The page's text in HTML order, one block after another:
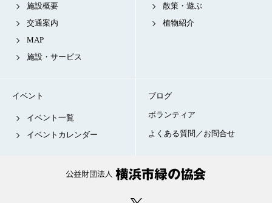
施設概要
交通案内
MAP
施設・サービス
散策・遊ぶ
植物紹介
イベント
イベント一覧
イベントカレンダー
ブログ
ボランティア
よくある質問／お問合せ